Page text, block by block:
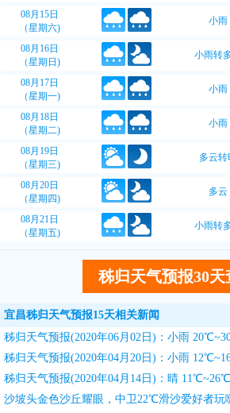
08月15日
（星期六)
小雨
08月16日
（星期日)
小雨转
08月17日
（星期一)
小雨
08月18日
（星期二)
小雨
08月19日
（星期三)
多云转
08月20日
（星期四)
多云
08月21日
（星期五)
小雨转
秭归天气预报30天
宜昌秭归天气预报15天相关新闻
秭归天气预报(2020年06月02日)：小雨
秭归天气预报(2020年04月20日)：小雨
秭归天气预报(2020年04月14日)：晴 11℃~26℃
沙坡头金色沙丘耀眼，中卫22℃滑沙爱好者玩